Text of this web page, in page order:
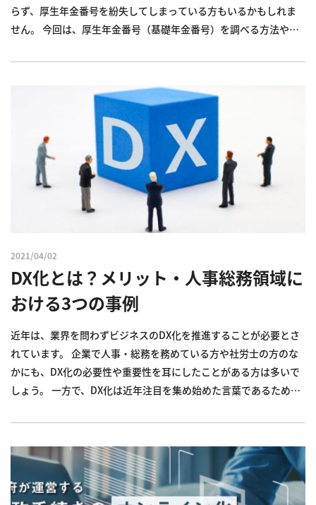
らず、厚生年金番号を紛失してしまっている方もいるかもしれま
せん。 今回は、厚生年金番号（基礎年金番号）を調べる方法や、
質問についてまとめました。
2021/04/02
DX化とは？メリット・人事総務領域に
おける3つの事例
近年は、業界を問わずビジネスのDX化を推進することが必要とさ
れています。 企業で人事・総務を務めている方や社労士の方のな
かにも、DX化の必要性や重要性を耳にしたことがある方は多いで
しょう。 一方で、DX化は近年注目を集め始めた言葉であるため、
せん。 今回は、DX化の概要やメリットを解説します。人事・総...